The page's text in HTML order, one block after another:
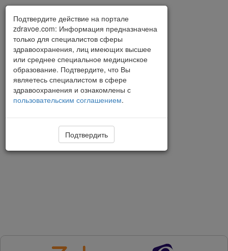
Подтвердите действие на портале
zdravoe.com: Информация предназначена
только для специалистов сферы
здравоохранения, лиц имеющих высшее
или среднее специальное медицинское
образование. Подтвердите, что Вы
являетесь специалистом в сфере
здравоохранения и ознакомлены с
пользовательским соглашением.
Подтвердить